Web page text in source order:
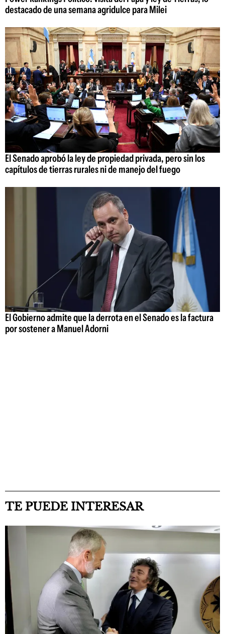
destacado de una semana agridulce para Milei
El Senado aprobó la ley de propiedad privada, pero sin los
capítulos de tierras rurales ni de manejo del fuego
El Gobierno admite que la derrota en el Senado es la factura
por sostener a Manuel Adorni
TE PUEDE INTERESAR